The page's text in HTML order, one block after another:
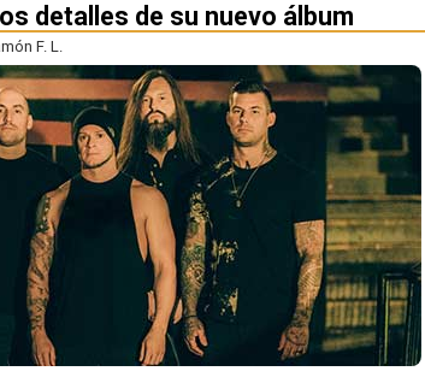
detalles de su nuevo álbum
F. L.